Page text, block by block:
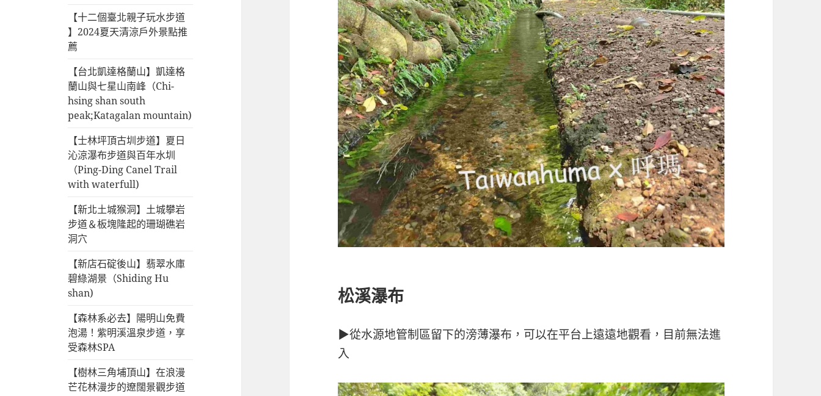
【十二個臺北親子玩水步道
】2024夏天清涼戶外景點推
薦
【台北凱達格蘭山】凱達格
蘭山與七星山南峰（Chi-
hsing shan south
peak;Katagalan mountain)
【士林坪頂古圳步道】夏日
沁涼瀑布步道與百年水圳
（Ping-Ding Canel Trail
with waterfull)
【新北土城猴洞】土城攀岩
步道＆板塊隆起的珊瑚礁岩
洞穴
【新店石碇後山】翡翠水庫
碧綠湖景（Shiding Hu
shan)
【森林系必去】陽明山免費
泡湯！紫明溪溫泉步道，享
受森林SPA
【樹林三角埔頂山】在浪漫
芒花林漫步的遼闊景觀步道
松溪瀑布
▶從水源地管制區留下的滂薄瀑布，可以在平台上遠遠地觀看，目前無法進
入